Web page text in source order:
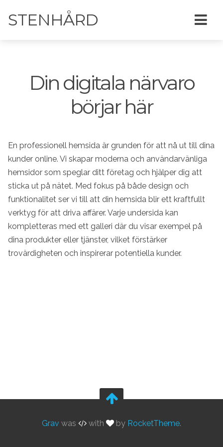
STENHÅRD
Din digitala närvaro
börjar här
En professionell hemsida är grunden för att nå ut till dina
kunder online. Vi skapar moderna och användarvänliga
hemsidor som speglar ditt företag och hjälper dig att
sticka ut på nätet. Med fokus på både design och
funktionalitet ser vi till att din hemsida blir ett kraftfullt
verktyg för att driva affärer. Varje undersida kan
kompletteras med ett galleri där du visar exempel på
dina produkter eller tjänster, vilket förstärker
trovärdigheten och inspirerar potentiella kunder.
Grav was with by RocketTheme.